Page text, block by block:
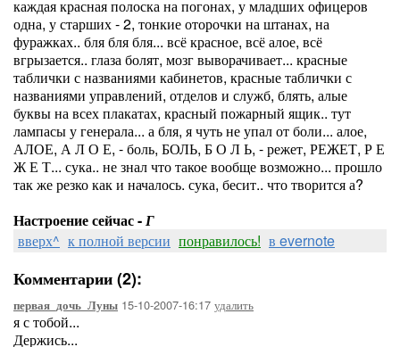
каждая красная полоска на погонах, у младших офицеров
одна, у старших - 2, тонкие оторочки на штанах, на
фуражках.. бля бля бля... всё красное, всё алое, всё
вгрызается.. глаза болят, мозг выворачивает... красные
таблички с названиями кабинетов, красные таблички с
названиями управлений, отделов и служб, блять, алые
буквы на всех плакатах, красный пожарный ящик.. тут
лампасы у генерала... а бля, я чуть не упал от боли... алое,
АЛОЕ, А Л О Е, - боль, БОЛЬ, Б О Л Ь, - режет, РЕЖЕТ, Р Е
Ж Е Т... сука.. не знал что такое вообще возможно... прошло
так же резко как и началось. сука, бесит.. что творится а?
Настроение сейчас -Г
вверх^ к полной версии понравилось! в evernote
Комментарии (2):
первая_дочь_Луны 15-10-2007-16:17 удалить
я с тобой...
Держись...